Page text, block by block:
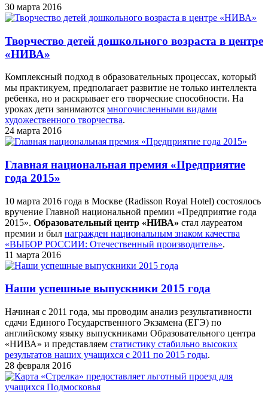
30 марта 2016
Творчество детей дошкольного возраста в центре
«НИВА»
Комплексный подход в образовательных процессах, который
мы практикуем, предполагает развитие не только интеллекта
ребенка, но и раскрывает его творческие способности. На
уроках дети занимаются многочисленными видами
художественного творчества.
24 марта 2016
Главная национальная премия «Предприятие
года 2015»
10 марта 2016 года в Москве (Radisson Royal Hotel) состоялось
вручение Главной национальной премии «Предприятие года
2015». Образовательный центр «НИВА» стал лауреатом
премии и был награжден национальным знаком качества
«ВЫБОР РОССИИ: Отечественный производитель».
11 марта 2016
Наши успешные выпускники 2015 года
Начиная с 2011 года, мы проводим анализ результативности
сдачи Единого Государственного Экзамена (ЕГЭ) по
английскому языку выпускниками Образовательного центра
«НИВА» и представляем статистику стабильно высоких
результатов наших учащихся с 2011 по 2015 годы.
28 февраля 2016